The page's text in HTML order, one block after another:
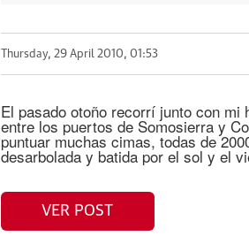
Thursday, 29 April 2010, 01:53
El pasado otoño recorrí junto con
entre los puertos de Somosierra y
puntuar muchas cimas, todas de
desarbolada y batida por el sol y el
VER POST